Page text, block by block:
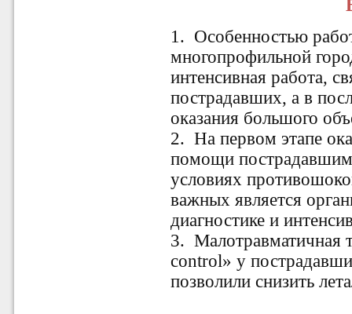
1. Особенностью
многопрофильной
интенсивная работа,
пострадавших, а в
оказания большого
2. На первом этапе
помощи пострадавшим
условиях
важных является
диагностике и
3. Малотравматичная
control» у
позволили снизить